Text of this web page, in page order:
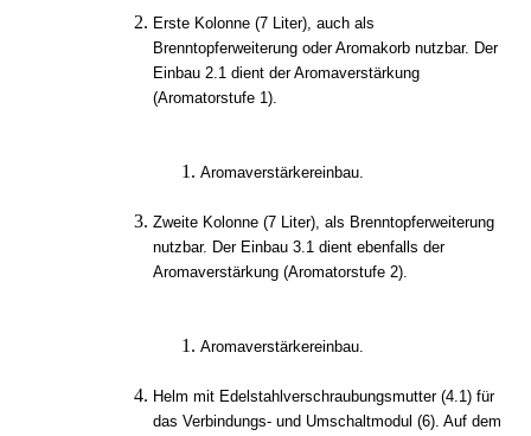
Erste Kolonne (7 Liter), auch als
Brenntopferweiterung oder Aromakorb nutzbar. Der
Einbau 2.1 dient der Aromaverstärkung
(Aromatorstufe 1).
Aromaverstärkereinbau.
Zweite Kolonne (7 Liter), als Brenntopferweiterung
nutzbar. Der Einbau 3.1 dient ebenfalls der
Aromaverstärkung (Aromatorstufe 2).
Aromaverstärkereinbau.
Helm mit Edelstahlverschraubungsmutter (4.1) für
das Verbindungs- und Umschaltmodul (6). Auf dem